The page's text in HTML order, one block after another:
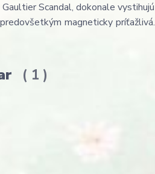
Scandal, dokonale vystihujú
magneticky príťažlivá.
1